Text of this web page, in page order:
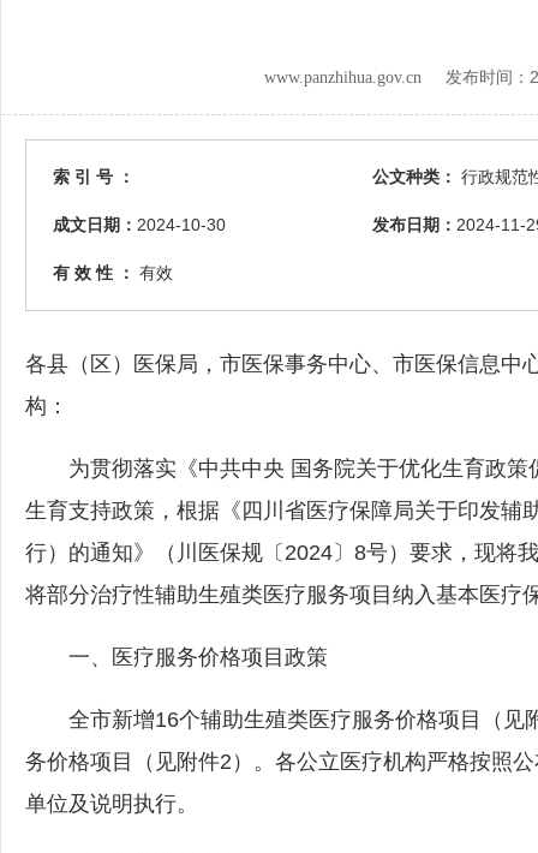
www.panzhihua.gov.cn 发布时间：
索 引 号 ： 公文种类： 行政规范
成文日期： 2024-10-30 发布日期： 2024-11-
有 效 性 ： 有效
各县（区）医保局，市医保事务中心、市医保信息中
构：
为贯彻落实《中共中央 国务院关于优化生育政策
生育支持政策，根据《四川省医疗保障局关于印发辅
行）的通知》（川医保规〔2024〕8号）要求，现将
将部分治疗性辅助生殖类医疗服务项目纳入基本医疗
一、医疗服务价格项目政策
全市新增16个辅助生殖类医疗服务价格项目（见
务价格项目（见附件2）。各公立医疗机构严格按照
单位及说明执行。